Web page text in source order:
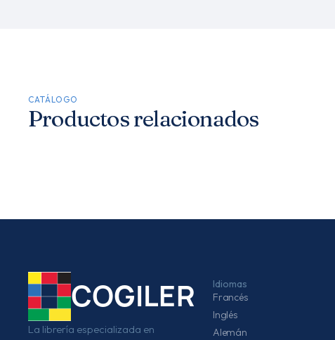
CATÁLOGO
Productos relacionados
COGILER
La librería especializada en
Idiomas
Francés
Inglés
Alemán